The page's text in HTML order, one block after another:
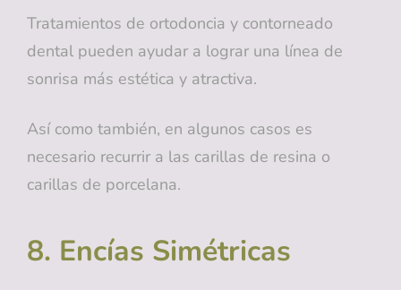
Tratamientos de ortodoncia y contorneado
dental pueden ayudar a lograr una línea de
sonrisa más estética y atractiva.
Así como también, en algunos casos es
necesario recurrir a las carillas de resina o
carillas de porcelana.
8. Encías Simétricas